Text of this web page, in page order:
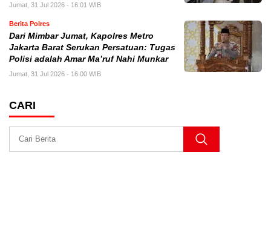
Jumat, 31 Jul 2026 - 16:01 WIB
Berita Polres
Dari Mimbar Jumat, Kapolres Metro
Jakarta Barat Serukan Persatuan: Tugas
Polisi adalah Amar Ma’ruf Nahi Munkar
Jumat, 31 Jul 2026 - 16:00 WIB
CARI